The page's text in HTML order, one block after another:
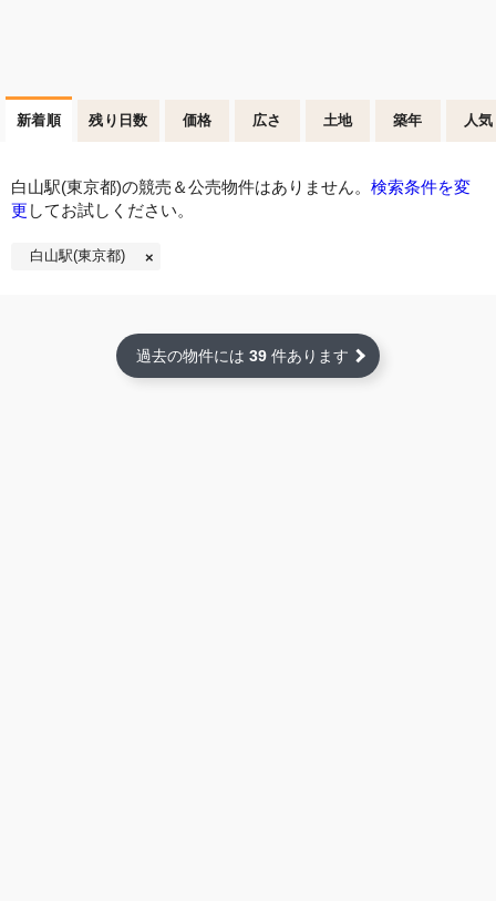
新着順 残り日数 価格 広さ 土地 築年 人気
白山駅(東京都)の競売＆公売物件はありません。 検索条件を変
更 してお試しください。
白山駅(東京都)
過去の物件には 39 件あります